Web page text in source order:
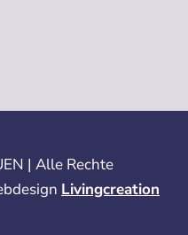
| Alle Rechte
Livingcreation